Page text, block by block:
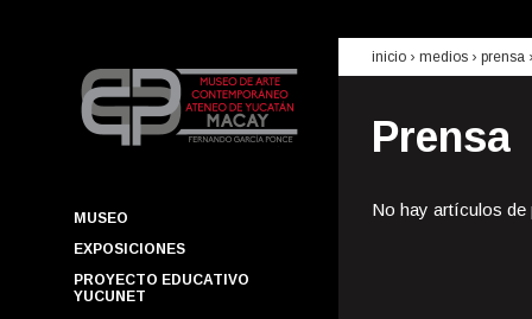
MUSEO
EXPOSICIONES
PROYECTO EDUCATIVO
YUCUNET
inicio › medios › prensa
Prensa
No hay artículos de